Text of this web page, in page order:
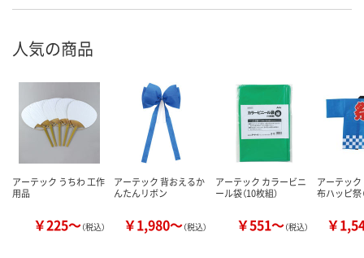
人気の商品
アーテック うちわ 工作
用品
￥225～（税込）
アーテック 背おえるか
んたんリボン
￥1,980～（税込）
アーテック カラービニ
ール袋（10枚組）
￥551～（税込）
アーテッ
布ハッピ祭
￥